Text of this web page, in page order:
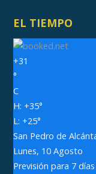
EL TIEMPO
+31
°
C
H: +35°
L: +25°
San Pedro de
Lunes, 10 Agosto
Previsión para 7 días